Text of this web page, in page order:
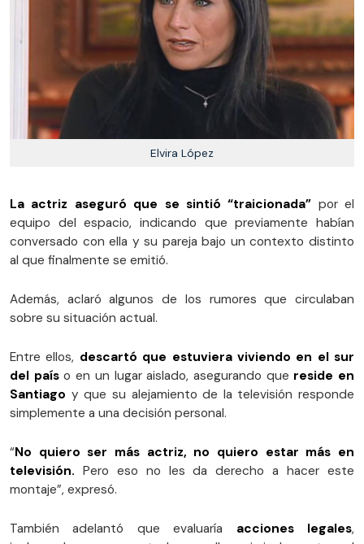
Elvira López
La actriz aseguró que se sintió “traicionada” por el
equipo del espacio, indicando que previamente habían
conversado con ella y su pareja bajo un contexto distinto
al que finalmente se emitió.
Además, aclaró algunos de los rumores que circulaban
sobre su situación actual.
Entre ellos, descartó que estuviera viviendo en el sur
del paíso en un lugar aislado, asegurando que reside en
Santiago y que su alejamiento de la televisión responde
simplemente a una decisión personal.
“No quiero ser más actriz, no quiero estar más en
televisión. Pero eso no les da derecho a hacer este
montaje”, expresó.
También adelantó que evaluaría acciones legales,